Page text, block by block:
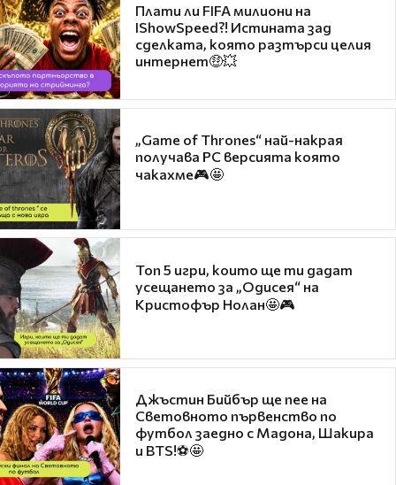
Плати ли FIFA милиони на
IShowSpeed?! Истината зад
сделката, която разтърси целия
интернет🤑💥
„Game of Thrones“ най-накрая
получава PC версията която
чакахме🎮🤩
Топ 5 игри, които ще ти дадат
усещането за „Одисея“ на
Кристофър Нолан🤩🎮
Джъстин Бийбър ще пее на
Световното първенство по
футбол заедно с Мадона, Шакира
и BTS!⚽🤩